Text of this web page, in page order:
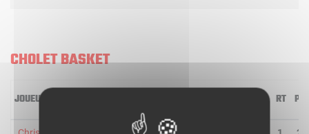
CHOLET BASKET
JOUEUR RT PD